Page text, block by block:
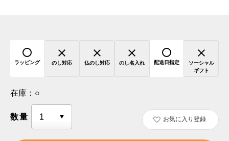
ラッピング のし対応 仏のし対応 のし名入れ 配送日指定
ソーシャル
ギフト
在庫： ○
数量 お気に入り登録